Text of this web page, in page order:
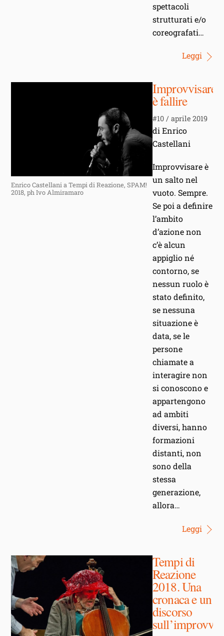
spettacoli
strutturati e/o
coreografati…
Leggi
Enrico Castellani a Tempi di Reazione, SPAM!
2018, ph Ivo Almiramaro
Improvvisare
è fallire
#10 / aprile 2019
di Enrico
Castellani
Improvvisare è
un salto nel
vuoto. Sempre.
Se poi a definire
l’ambito
d’azione non
c’è alcun
appiglio né
contorno, se
nessun ruolo è
stato definito,
se nessuna
situazione è
data, se le
persone
chiamate a
interagire non
si conoscono e
appartengono
ad ambiti
diversi, hanno
formazioni
distanti, non
sono della
stessa
generazione,
allora…
Leggi
Tempi di
Reazione
2018. Una
cronaca e un
discorso